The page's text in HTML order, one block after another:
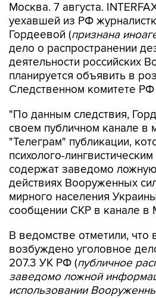
Москва. 7 августа.
уехавшей из РФ
Гордеевой (признана
дело о распространении
деятельности российских
планируется объявить в
Следственном комитете
"По данным следствия,
своем публичном канале в
"Телеграм" публикации,
психолого-
содержат заведомо
действиях Вооруженных
мирного населения
сообщении СКР в канале в
В ведомстве отметили, что
возбуждено уголовное
207.3 УК РФ (публичное
заведомо ложной
использовании